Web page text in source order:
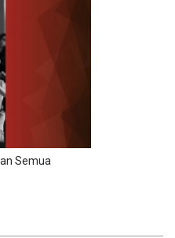
Semua